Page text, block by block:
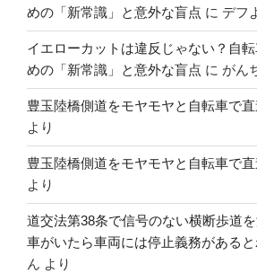
めの「新常識」と意外な盲点 に デフ
イエローカットは違反じゃない？自
めの「新常識」と意外な盲点 に がん
豊玉陸橋側道をモヤモヤと自転車で直
より
豊玉陸橋側道をモヤモヤと自転車で直
より
道交法第38条で信号のない横断歩道
車がいたら車両には停止義務がある
ん より